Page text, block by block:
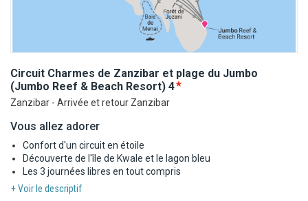
Circuit Charmes de Zanzibar et plage du Jumbo
(Jumbo Reef & Beach Resort) 4
Zanzibar - Arrivée et retour Zanzibar
Vous allez adorer
Confort d'un circuit en étoile
Découverte de l'île de Kwale et le lagon bleu
Les 3 journées libres en tout compris
+ Voir le descriptif